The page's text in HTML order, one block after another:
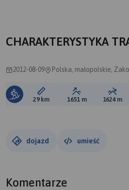
CHARAKTERYSTYKA
2012-08-09 Polska, małopolskie,
Długość trasy:
29 km Suma
1651 m 1624 m
dojazd umieść
Komentarze